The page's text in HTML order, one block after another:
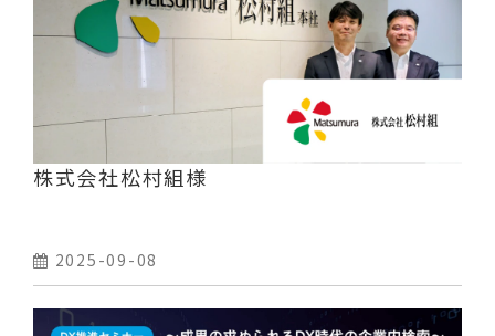
株式会社松村組様
2025-09-08